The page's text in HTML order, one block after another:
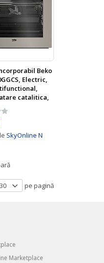
Beko
Electric,
catalitica,
Benita
SkyOnline N
pe pagină
Marketplace